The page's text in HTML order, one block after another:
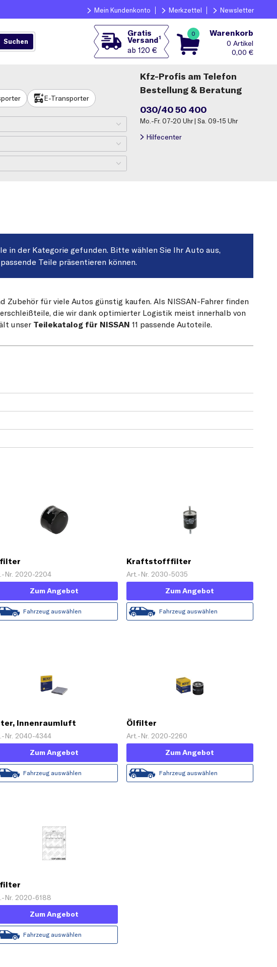
Mein Kundenkonto Merkzettel Newsletter
Gratis
Versand1
ab 120 €
0 Warenkorb
0
0,00 €
E-Transporter
Kfz-Profis am Telefon
Bestellung & Beratung
030/40 50 400
Mo.-Fr. 07-20 Uhr | Sa. 09-15 Uhr
Hilfecenter
in der Kategorie gefunden. Bitte wählen Sie Ihr Auto aus,
Teile präsentieren können.
Zubehör für viele Autos günstig kaufen. Als NISSAN-Fahrer finden
die wir dank optimierter Logistik meist innerhalb von
unser Teilekatalog für NISSAN 11 passende Autoteile.
Nr. 2020-2204
Zum Angebot
Fahrzeug auswählen
Kraftstofffilter
Art.-Nr. 2030-5035
Zum Angebot
Fahrzeug auswählen
Innenraumluft
Nr. 2040-4344
Zum Angebot
Fahrzeug auswählen
Ölfilter
Art.-Nr. 2020-2260
Zum Angebot
Fahrzeug auswählen
Nr. 2020-6188
Zum Angebot
Fahrzeug auswählen